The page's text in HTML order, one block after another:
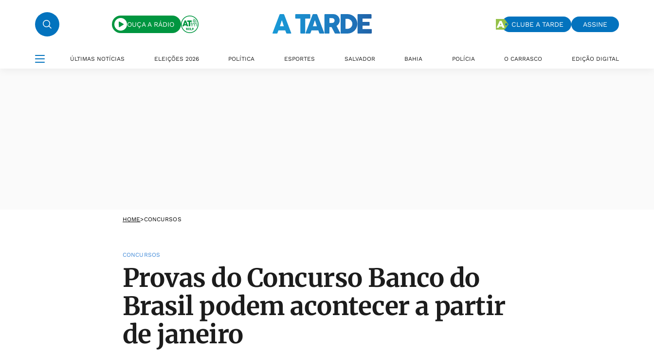
OUÇA A RÁDIO CLUBE A TARDE ASSINE
ÚLTIMAS NOTÍCIAS ELEIÇÕES 2026 POLÍTICA ESPORTES SALVADOR BAHIA POLÍCIA O CARRASCO EDIÇÃO DIGITAL
HOME>CONCURSOS
CONCURSOS
Provas do Concurso Banco do
Brasil podem acontecer a partir
de janeiro